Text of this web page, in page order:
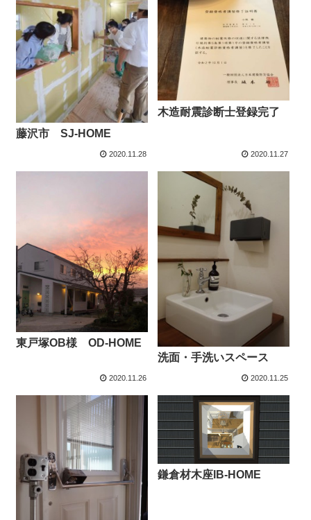
藤沢市 SJ-HOME
2020.11.28
木造耐震診断士登録完了
2020.11.27
東戸塚OB様 OD-HOME
2020.11.26
洗面・手洗いスペース
2020.11.25
鎌倉材木座IB-HOME